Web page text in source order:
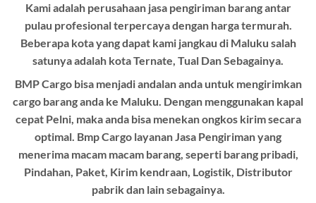
Kami adalah perusahaan jasa pengiriman barang antar
pulau profesional terpercaya dengan harga termurah.
Beberapa kota yang dapat kami jangkau di Maluku salah
satunya adalah kota Ternate, Tual Dan Sebagainya.
BMP Cargo bisa menjadi andalan anda untuk mengirimkan
cargo barang anda ke Maluku. Dengan menggunakan kapal
cepat Pelni, maka anda bisa menekan ongkos kirim secara
optimal. Bmp Cargo layanan Jasa Pengiriman yang
menerima macam macam barang, seperti barang pribadi,
Pindahan, Paket, Kirim kendraan, Logistik, Distributor
pabrik dan lain sebagainya.